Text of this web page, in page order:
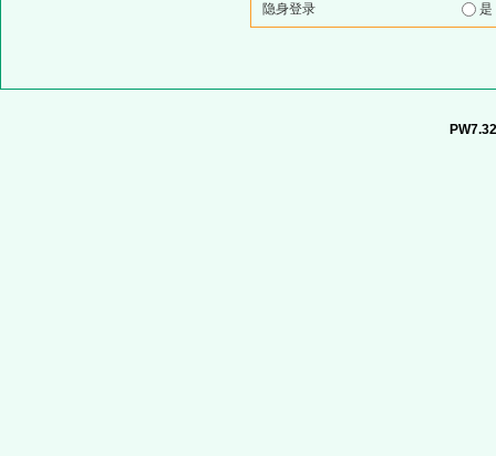
隐身登录